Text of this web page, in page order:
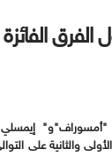
الفرق
"أمسوراف"و" إيمسلي
الأولى والثانية على